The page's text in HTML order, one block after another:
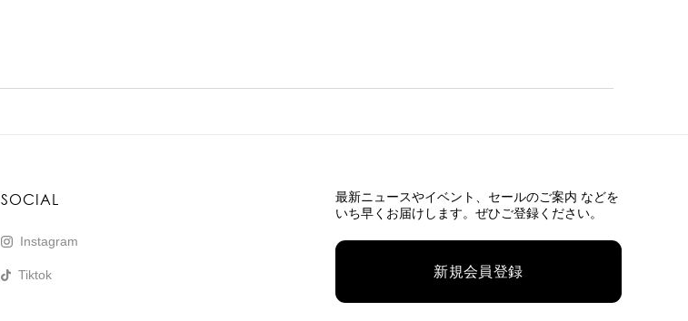
SOCIAL
Instagram
Tiktok
最新ニュースやイベント、 セールのご案内 などを
いち早くお届けします。ぜひご登録ください。
新規会員登録